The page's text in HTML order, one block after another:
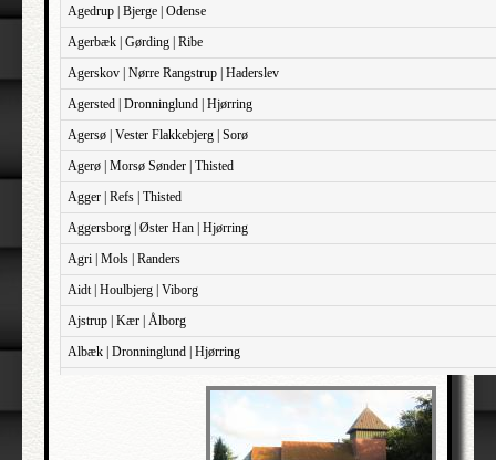
Agedrup | Bjerge | Odense
Agerbæk | Gørding | Ribe
Agerskov | Nørre Rangstrup | Haderslev
Agersted | Dronninglund | Hjørring
Agersø | Vester Flakkebjerg | Sorø
Agerø | Morsø Sønder | Thisted
Agger | Refs | Thisted
Aggersborg | Øster Han | Hjørring
Agri | Mols | Randers
Aidt | Houlbjerg | Viborg
Ajstrup | Kær | Ålborg
Albæk | Dronninglund | Hjørring
Albæk | Støvring | Randers
Albøge | Djurs Sønder | Randers
Alderslyst | Gjern | Skanderborg